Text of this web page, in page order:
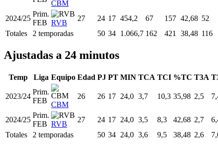
CBM
2024/25
Prim.
FEB RVB
27 24 17 454,2 67 157 42,68 52
Totales
2 temporadas 50 34 1.066,7 162 421 38,48 116
Ajustadas a 24 minutos
Temp Liga Equipo Edad PJ PT MIN TCA TCI %TC T3A
2023/24
Prim.
FEB CBM
26 26 17 24,0 3,7 10,3 35,98 2,5
2024/25
Prim.
FEB RVB
27 24 17 24,0 3,5 8,3 42,68 2,7
Totales
2 temporadas 50 34 24,0 3,6 9,5 38,48 2,6